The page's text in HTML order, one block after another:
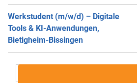
Werkstudent (m/w/d) – Digitale
Tools & KI-Anwendungen,
Bietigheim-Bissingen